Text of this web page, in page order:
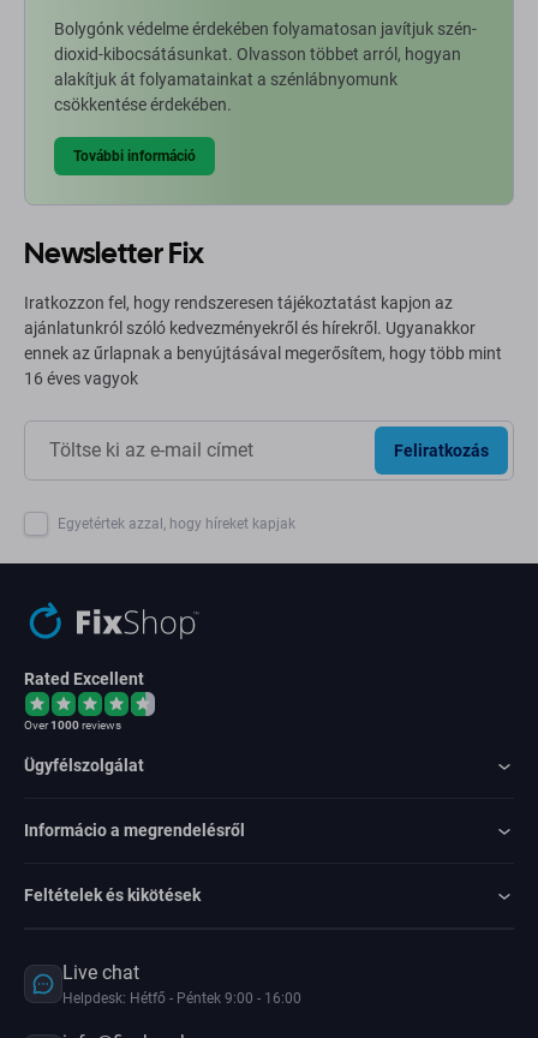
Bolygónk védelme érdekében folyamatosan javítjuk szén-
dioxid-kibocsátásunkat. Olvasson többet arról, hogyan
alakítjuk át folyamatainkat a szénlábnyomunk
csökkentése érdekében.
További információ
Newsletter Fix
Iratkozzon fel, hogy rendszeresen tájékoztatást kapjon az
ajánlatunkról szóló kedvezményekről és hírekről. Ugyanakkor
ennek az űrlapnak a benyújtásával megerősítem, hogy több mint
16 éves vagyok
Feliratkozás
Egyetértek azzal, hogy híreket kapjak
Rated Excellent
Over1000reviews
Ügyfélszolgálat
Informácio a megrendelésről
Feltételek és kikötések
Live chat
Helpdesk: Hétfő - Péntek 9:00 - 16:00